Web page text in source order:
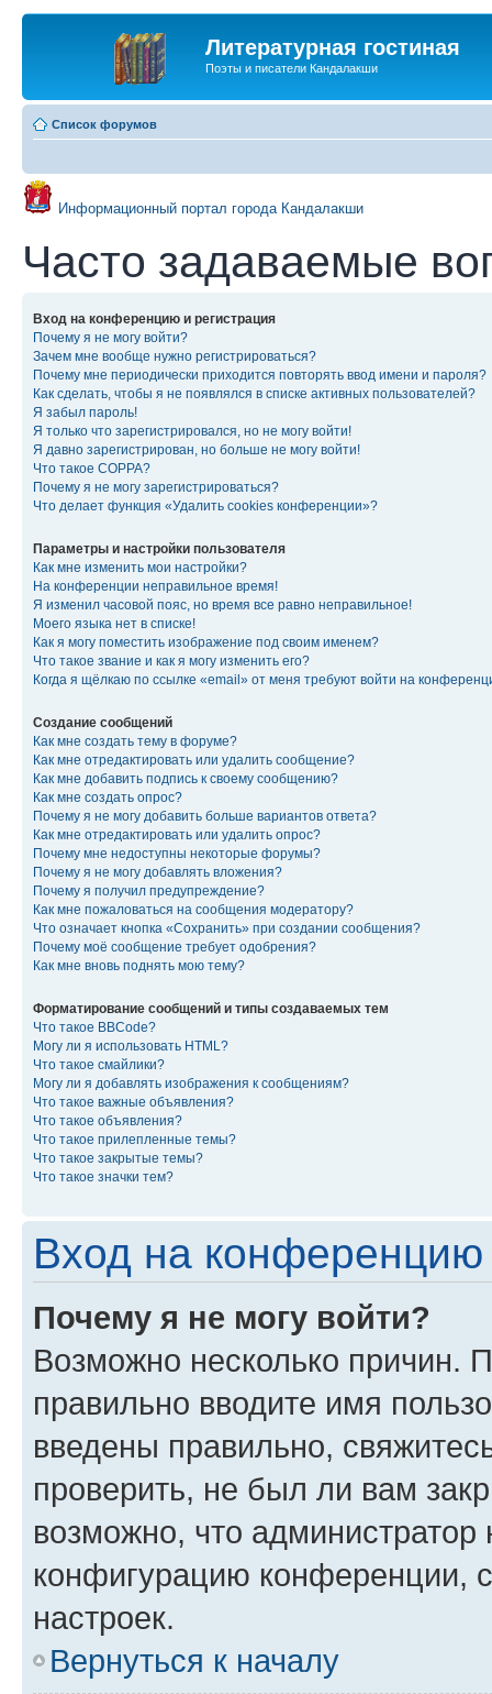
Литературная гостиная
Поэты и писатели Кандалакши
Список форумов
Информационный портал города Кандалакши
Часто задаваемые
Вход на конференцию и регистрация
Почему я не могу войти?
Зачем мне вообще нужно регистрироваться?
Почему мне периодически приходится повторять ввод имени и пароля?
Как сделать, чтобы я не появлялся в списке активных пользователей?
Я забыл пароль!
Я только что зарегистрировался, но не могу войти!
Я давно зарегистрирован, но больше не могу войти!
Что такое COPPA?
Почему я не могу зарегистрироваться?
Что делает функция «Удалить cookies конференции»?
Параметры и настройки пользователя
Как мне изменить мои настройки?
На конференции неправильное время!
Я изменил часовой пояс, но время все равно неправильное!
Моего языка нет в списке!
Как я могу поместить изображение под своим именем?
Что такое звание и как я могу изменить его?
Когда я щёлкаю по ссылке «email» от меня требуют войти на
Создание сообщений
Как мне создать тему в форуме?
Как мне отредактировать или удалить сообщение?
Как мне добавить подпись к своему сообщению?
Как мне создать опрос?
Почему я не могу добавить больше вариантов ответа?
Как мне отредактировать или удалить опрос?
Почему мне недоступны некоторые форумы?
Почему я не могу добавлять вложения?
Почему я получил предупреждение?
Как мне пожаловаться на сообщения модератору?
Что означает кнопка «Сохранить» при создании сообщения?
Почему моё сообщение требует одобрения?
Как мне вновь поднять мою тему?
Форматирование сообщений и типы создаваемых тем
Что такое BBCode?
Могу ли я использовать HTML?
Что такое смайлики?
Могу ли я добавлять изображения к сообщениям?
Что такое важные объявления?
Что такое объявления?
Что такое прилепленные темы?
Что такое закрытые темы?
Что такое значки тем?
Вход на конференцию
Почему я не могу войти?
Возможно несколько причин.
правильно вводите имя
введены правильно,
проверить, не был ли вам
возможно, что администратор
конфигурацию конференции,
настроек.
Вернуться к началу